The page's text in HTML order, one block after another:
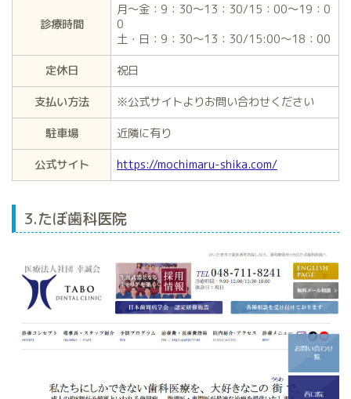
診療時間
月～金：9：30～13：30/15：00～19：0
0
土・日：9：30～13：30/15:00～18：00
定休日
祝日
支払い方法
※公式サイトよりお問い合わせください
駐車場
近隣に有り
公式サイト
https://mochimaru-shika.com/
3.たぼ歯科医院